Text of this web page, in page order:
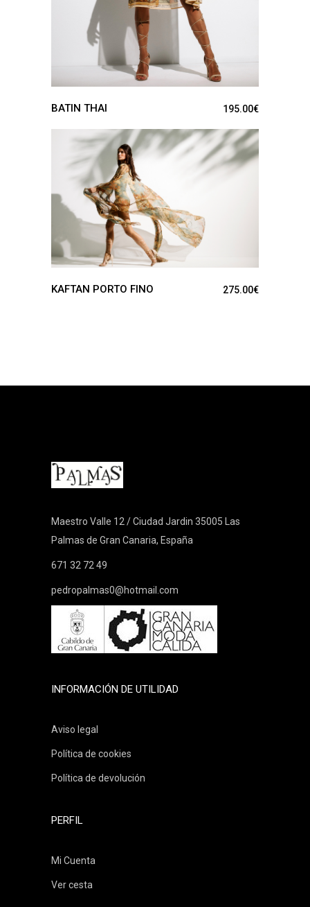
BATIN THAI 195.00€
VER PRODUCTO
KAFTAN PORTO FINO 275.00€
Maestro Valle 12 / Ciudad Jardin 35005 Las
Palmas de Gran Canaria, España
671 32 72 49
pedropalmas0@hotmail.com
INFORMACIÓN DE UTILIDAD
Aviso legal
Política de cookies
Política de devolución
PERFIL
Mi Cuenta
Ver cesta